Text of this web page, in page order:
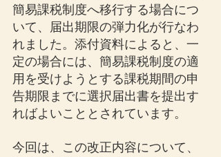
簡易課税制度へ移行する場合につ
いて、届出期限の弾力化が行なわ
れました。添付資料によると、一
定の場合には、簡易課税制度の適
用を受けようとする課税期間の申
告期限までに選択届出書を提出す
ればよいこととされています。
今回は、この改正内容について、